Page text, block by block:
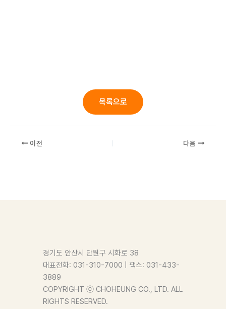
목록으로
이전 다음
경기도 안산시 단원구 시화로 38
대표전화: 031-310-7000 | 팩스: 031-433-
3889
COPYRIGHT ⓒ CHOHEUNG CO., LTD. ALL
RIGHTS RESERVED.